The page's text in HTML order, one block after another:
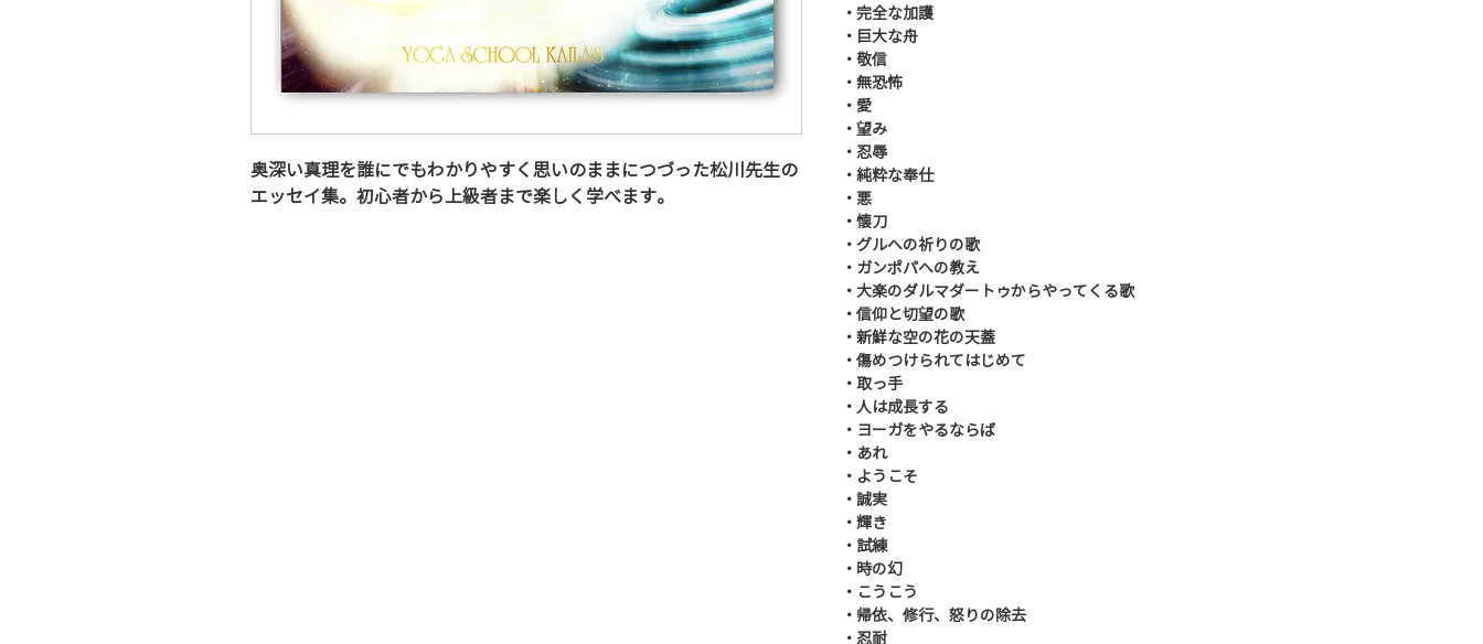
奥深い真理を誰にでもわかりやすく思いのままにつづった松川先生の
エッセイ集。初心者から上級者まで楽しく学べます。
・完全な加護
・巨大な舟
・敬信
・無恐怖
・愛
・望み
・忍辱
・純粋な奉仕
・悪
・懐刀
・グルへの祈りの歌
・ガンポパへの教え
・大楽のダルマダートゥからやってくる歌
・信仰と切望の歌
・新鮮な空の花の天蓋
・傷めつけられてはじめて
・取っ手
・人は成長する
・ヨーガをやるならば
・あれ
・ようこそ
・誠実
・輝き
・試練
・時の幻
・こうこう
・帰依、修行、怒りの除去
・忍耐